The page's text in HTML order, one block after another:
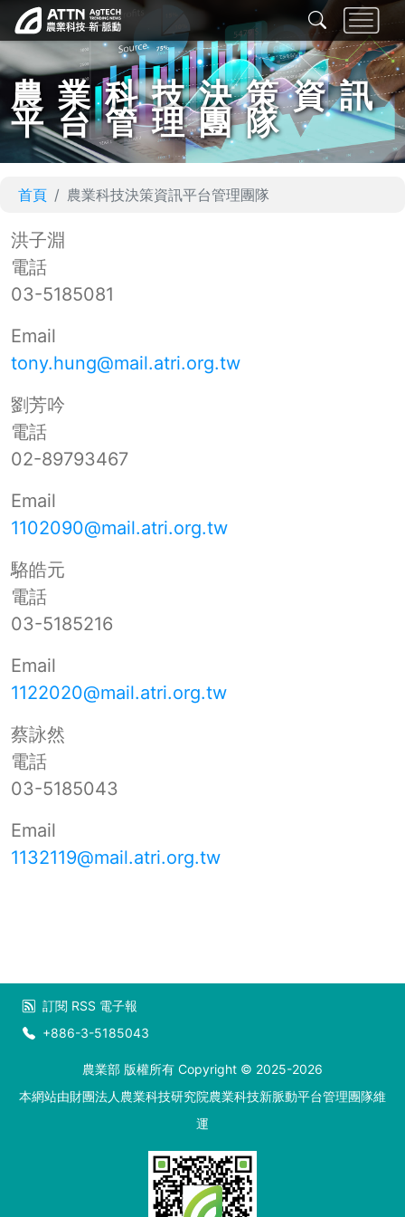
農業科技決策資訊
平台管理團隊
首頁 農業科技決策資訊平台管理團隊
洪子淵
電話
03-5185081
Email
tony.hung@mail.atri.org.tw
劉芳吟
電話
02-89793467
Email
1102090@mail.atri.org.tw
駱皓元
電話
03-5185216
Email
1122020@mail.atri.org.tw
蔡詠然
電話
03-5185043
Email
1132119@mail.atri.org.tw
訂閱 RSS 電子報
+886-3-5185043
農業部 版權所有 Copyright © 2025-2026
本網站由財團法人農業科技研究院農業科技新脈動平台管理團隊維
運